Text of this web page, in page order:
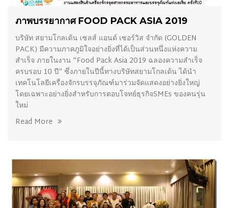
ภาพบรรยากาศ FOOD PACK ASIA 2019
บริษัท สยามโกลเด้น เซลส์ แอนด์ เซอร์วิส จำกัด (GOLDEN
PACK) มีความภาคภูมิใจอย่างยิ่งที่ได้เป็นส่วนหนึ่งแห่งความ
สำเร็จ ภายในงาน “Food Pack Asia 2019 ฉลองความสำเร็จ
ครบรอบ 10 ปี” ซึ่งภายในปีนี้ทางบริษัทสยามโกลเด้น ได้นำ
เทคโนโลยีเครื่องจักรบรรจุภัณฑ์มาร่วมจัดแสดงอย่างยิ่งใหญ่
โดยเฉพาะอย่างยิ่งสำหรับการตอบโจทย์ธุรกิจSMEs ของคนรุ่น
ใหม่
Read More